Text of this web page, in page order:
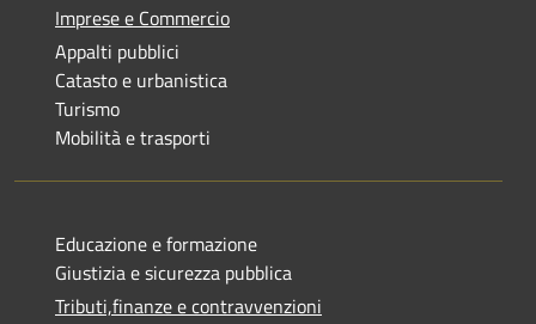
Imprese e Commercio
Appalti pubblici
Catasto e urbanistica
Turismo
Mobilità e trasporti
Educazione e formazione
Giustizia e sicurezza pubblica
Tributi,finanze e contravvenzioni